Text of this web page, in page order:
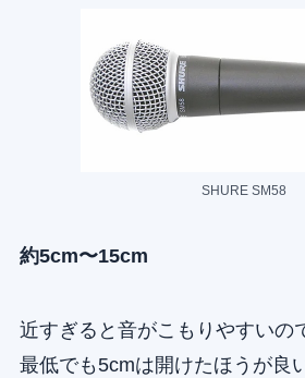
SHURE SM58
約5cm〜15cm
近すぎると音がこもりやすいの
最低でも5cmは開けたほうが良